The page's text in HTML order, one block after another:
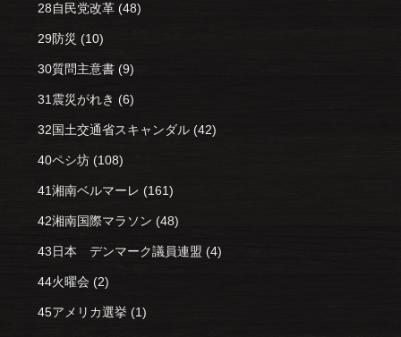
28自民党改革 (48)
29防災 (10)
30質問主意書 (9)
31震災がれき (6)
32国土交通省スキャンダル (42)
40ペシ坊 (108)
41湘南ベルマーレ (161)
42湘南国際マラソン (48)
43日本 デンマーク議員連盟 (4)
44火曜会 (2)
45アメリカ選挙 (1)